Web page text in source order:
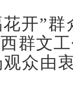
开”
群文
众由